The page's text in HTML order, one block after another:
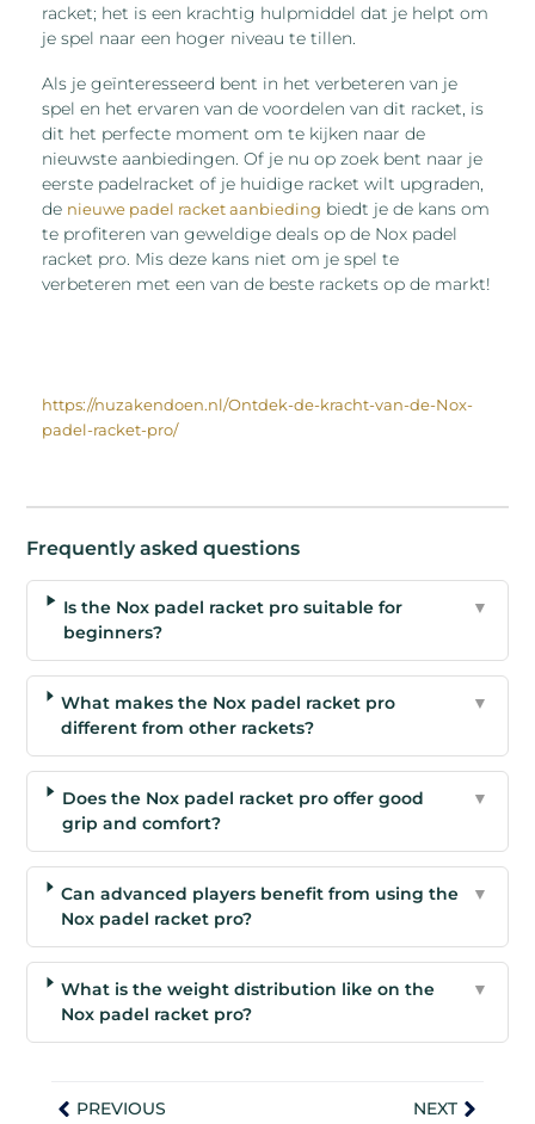
racket; het is een krachtig hulpmiddel dat je helpt om
je spel naar een hoger niveau te tillen.
Als je geïnteresseerd bent in het verbeteren van je
spel en het ervaren van de voordelen van dit racket, is
dit het perfecte moment om te kijken naar de
nieuwste aanbiedingen. Of je nu op zoek bent naar je
eerste padelracket of je huidige racket wilt upgraden,
de nieuwe padel racket aanbieding biedt je de kans om
te profiteren van geweldige deals op de Nox padel
racket pro. Mis deze kans niet om je spel te
verbeteren met een van de beste rackets op de markt!
https://nuzakendoen.nl/Ontdek-de-kracht-van-de-Nox-
padel-racket-pro/
Frequently asked questions
Is the Nox padel racket pro suitable for
beginners?
▼
What makes the Nox padel racket pro
different from other rackets?
▼
Does the Nox padel racket pro offer good
grip and comfort?
▼
Can advanced players benefit from using the
Nox padel racket pro?
▼
What is the weight distribution like on the
Nox padel racket pro?
▼
PREVIOUS NEXT